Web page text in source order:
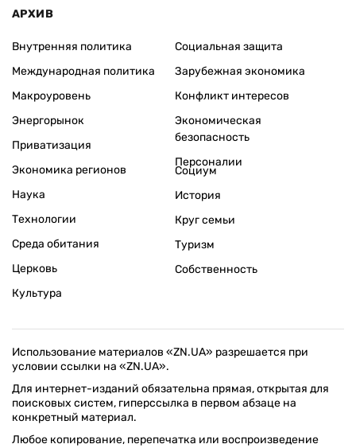
АРХИВ
Внутренняя политика
Международная политика
Макроуровень
Энергорынок
Приватизация
Экономика регионов
Социальная защита
Зарубежная экономика
Конфликт интересов
Экономическая
безопасность
Персоналии
Наука
Технологии
Среда обитания
Церковь
Культура
Социум
История
Круг семьи
Туризм
Собственность
Использование материалов «ZN.UA» разрешается при
условии ссылки на «ZN.UA».
Для интернет-изданий обязательна прямая, открытая для
поисковых систем, гиперссылка в первом абзаце на
конкретный материал.
Любое копирование, перепечатка или воспроизведение